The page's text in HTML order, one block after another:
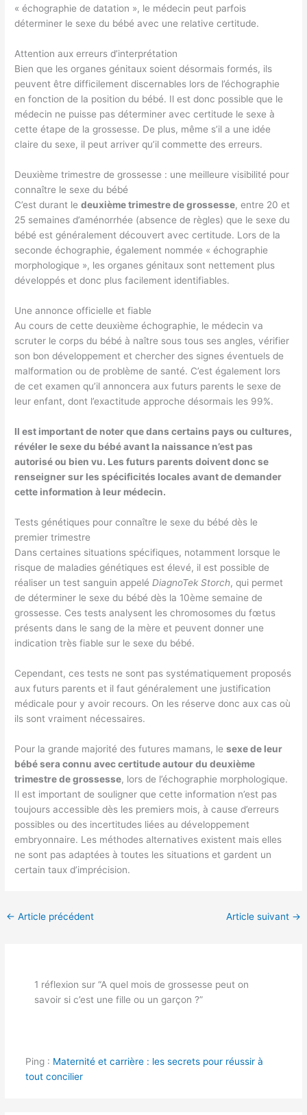
« échographie de datation », le médecin peut parfois
déterminer le sexe du bébé avec une relative certitude.
Attention aux erreurs d’interprétation
Bien que les organes génitaux soient désormais formés, ils
peuvent être difficilement discernables lors de l’échographie
en fonction de la position du bébé. Il est donc possible que le
médecin ne puisse pas déterminer avec certitude le sexe à
cette étape de la grossesse. De plus, même s’il a une idée
claire du sexe, il peut arriver qu’il commette des erreurs.
Deuxième trimestre de grossesse : une meilleure visibilité pour
connaître le sexe du bébé
C’est durant ledeuxième trimestre de grossesse, entre 20 et
25 semaines d’aménorrhée (absence de règles) que le sexe du
bébé est généralement découvert avec certitude. Lors de la
seconde échographie, également nommée « échographie
morphologique », les organes génitaux sont nettement plus
développés et donc plus facilement identifiables.
Une annonce officielle et fiable
Au cours de cette deuxième échographie, le médecin va
scruter le corps du bébé à naître sous tous ses angles, vérifier
son bon développement et chercher des signes éventuels de
malformation ou de problème de santé. C’est également lors
de cet examen qu’il annoncera aux futurs parents le sexe de
leur enfant, dont l’exactitude approche désormais les 99%.
Il est important de noter que dans certains pays ou cultures,
révéler le sexe du bébé avant la naissance n’est pas
autorisé ou bien vu. Les futurs parents doivent donc se
renseigner sur les spécificités locales avant de demander
cette information à leur médecin.
Tests génétiques pour connaître le sexe du bébé dès le
premier trimestre
Dans certaines situations spécifiques, notamment lorsque le
risque de maladies génétiques est élevé, il est possible de
réaliser un test sanguin appelé DiagnoTek Storch, qui permet
de déterminer le sexe du bébé dès la 10ème semaine de
grossesse. Ces tests analysent les chromosomes du fœtus
présents dans le sang de la mère et peuvent donner une
indication très fiable sur le sexe du bébé.
Cependant, ces tests ne sont pas systématiquement proposés
aux futurs parents et il faut généralement une justification
médicale pour y avoir recours. On les réserve donc aux cas où
ils sont vraiment nécessaires.
Pour la grande majorité des futures mamans, lesexe de leur
bébé sera connu avec certitude autour du deuxième
trimestre de grossesse, lors de l’échographie morphologique.
Il est important de souligner que cette information n’est pas
toujours accessible dès les premiers mois, à cause d’erreurs
possibles ou des incertitudes liées au développement
embryonnaire. Les méthodes alternatives existent mais elles
ne sont pas adaptées à toutes les situations et gardent un
certain taux d’imprécision.
← Article précédent Article suivant →
1 réflexion sur “A quel mois de grossesse peut on
savoir si c’est une fille ou un garçon ?”
Ping : Maternité et carrière : les secrets pour réussir à
tout concilier